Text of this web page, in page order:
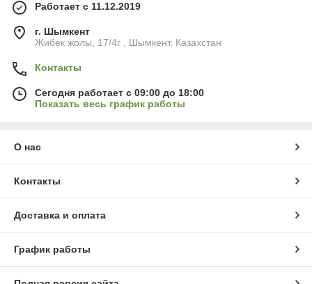
Работает с 11.12.2019
г. Шымкент
Жибек жолы, 17/4г , Шымкент, Казахстан
Контакты
Сегодня работает с 09:00 до 18:00
Показать весь график работы
О нас
Контакты
Доставка и оплата
График работы